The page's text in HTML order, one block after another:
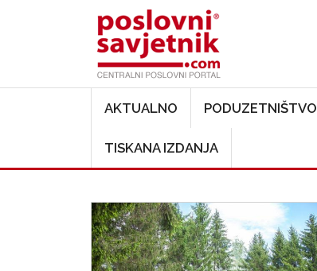
AKTUALNO PODUZETNIŠTVO
TISKANA IZDANJA